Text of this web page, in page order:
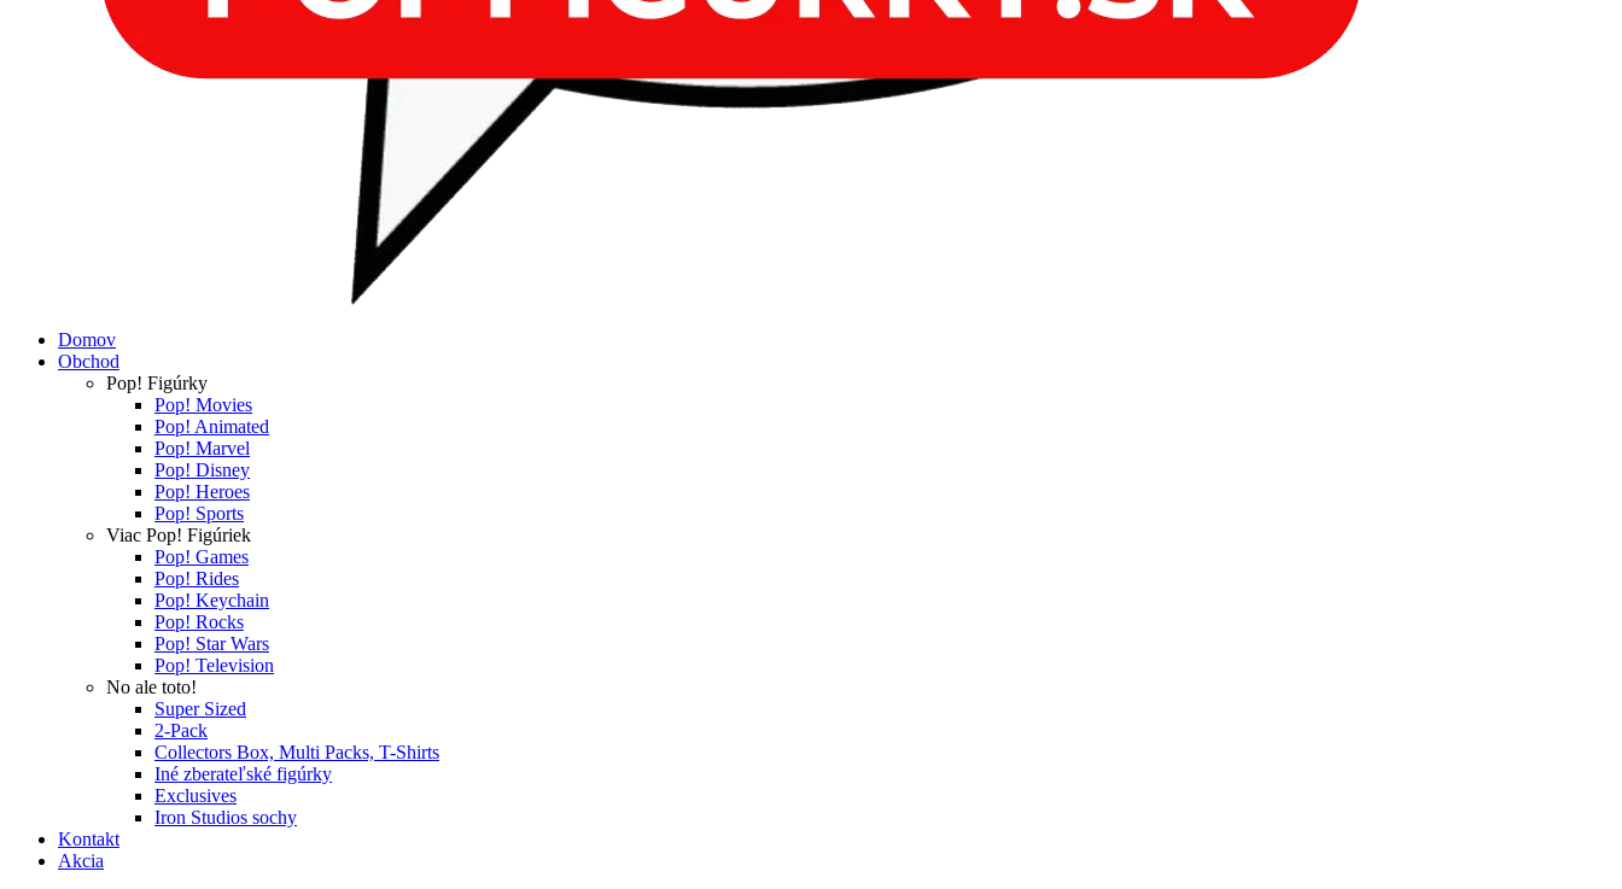
Domov
Obchod
Pop! Figúrky
Pop! Movies
Pop! Animated
Pop! Marvel
Pop! Disney
Pop! Heroes
Pop! Sports
Viac Pop! Figúriek
Pop! Games
Pop! Rides
Pop! Keychain
Pop! Rocks
Pop! Star Wars
Pop! Television
No ale toto!
Super Sized
2-Pack
Collectors Box, Multi Packs, T-Shirts
Iné zberateľské figúrky
Exclusives
Iron Studios sochy
Kontakt
Akcia